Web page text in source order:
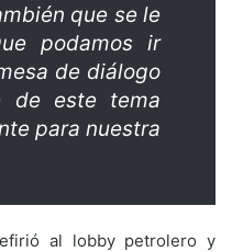
que se le
podamos ir
de diálogo
de este tema
para nuestra
al lobby petrolero y